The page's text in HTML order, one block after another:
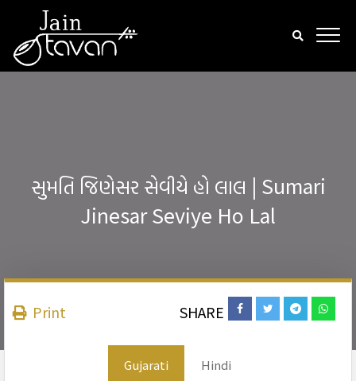
સુમતિ જિણેસર સેવીયે હો લાલ | Sumari
Jinesar Seviye Ho Lal
Print SHARE
Gujarati Hindi